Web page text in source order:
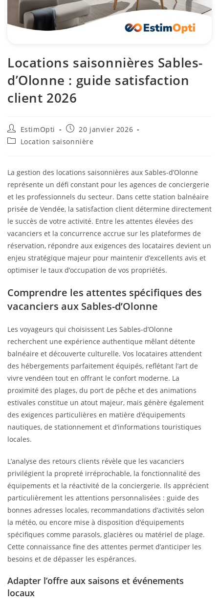
Locations saisonnières Sables-
d’Olonne : guide satisfaction
client 2026
EstimOpti
20 janvier 2026
Location saisonnière
La gestion des locations saisonnières aux Sables-d’Olonne
représente un défi constant pour les agences de conciergerie
et les professionnels du secteur. Dans cette station balnéaire
prisée de Vendée, la satisfaction client détermine directement
le succès de votre activité. Entre les attentes élevées des
vacanciers et la concurrence accrue sur les plateformes de
réservation, répondre aux exigences des locataires devient un
enjeu stratégique majeur pour maintenir d’excellents avis et
optimiser le taux d’occupation de vos propriétés.
Comprendre les attentes spécifiques des
vacanciers aux Sables-d’Olonne
Les voyageurs qui choisissent Les Sables-d’Olonne
recherchent une expérience authentique mêlant détente
balnéaire et découverte culturelle. Vos locataires attendent
des hébergements parfaitement équipés, reflétant l’art de
vivre vendéen tout en offrant le confort moderne. La
proximité des plages, du port de pêche et des animations
estivales constitue un atout majeur, mais génère également
des exigences particulières en matière d’équipements
nautiques, de stationnement et d’informations touristiques
locales.
L’analyse des retours clients révèle que les vacanciers
privilégient la propreté irréprochable, la fonctionnalité des
équipements et la réactivité de la conciergerie. Ils apprécient
particulièrement les attentions personnalisées : guide des
bonnes adresses locales, recommandations d’activités selon
la météo, ou encore mise à disposition d’équipements
spécifiques comme parasols, glacières ou matériel de plage.
Cette connaissance fine des attentes permet d’anticiper les
besoins et de dépasser les espérances.
Adapter l’offre aux saisons et événements
locaux